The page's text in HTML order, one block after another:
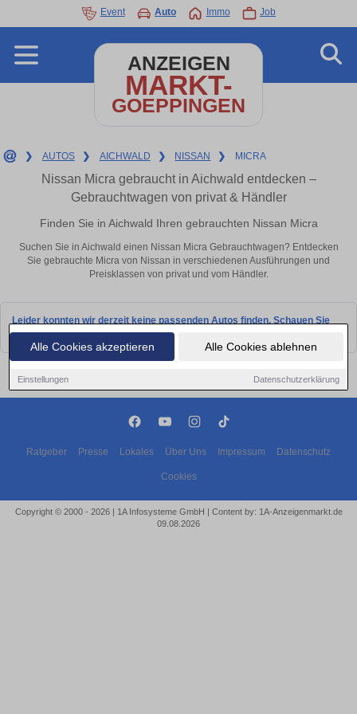
Alle Cookies akzeptieren Alle Cookies ablehnen
Einstellungen Datenschutzerklärung
Event Auto Immo Job
ANZEIGEN
MARKT-
GOEPPINGEN
❯ AUTOS ❯ AICHWALD ❯ NISSAN ❯ MICRA
Nissan Micra gebraucht in Aichwald entdecken –
Gebrauchtwagen von privat & Händler
Finden Sie in Aichwald Ihren gebrauchten Nissan Micra
Suchen Sie in Aichwald einen Nissan Micra Gebrauchtwagen? Entdecken
Sie gebrauchte Micra von Nissan in verschiedenen Ausführungen und
Preisklassen von privat und vom Händler.
Leider konnten wir derzeit keine passenden Autos finden. Schauen Sie
bald wieder vorbei!
Ratgeber Presse Lokales Über Uns Impressum Datenschutz
Cookies
Copyright © 2000 - 2026 | 1A Infosysteme GmbH | Content by: 1A-Anzeigenmarkt.de
09.08.2026